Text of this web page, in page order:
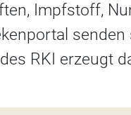
Impfstoff,
RKI erzeugt